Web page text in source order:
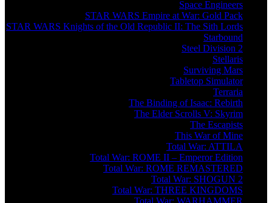
Space Engineers
STAR WARS Empire at War: Gold Pack
STAR WARS Knights of the Old Republic II: The Sith Lords
Starbound
Steel Division 2
Stellaris
Surviving Mars
Tabletop Simulator
Terraria
The Binding of Isaac: Rebirth
The Elder Scrolls V: Skyrim
The Escapists
This War of Mine
Total War: ATTILA
Total War: ROME II – Emperor Edition
Total War: ROME REMASTERED
Total War: SHOGUN 2
Total War: THREE KINGDOMS
Total War: WARHAMMER